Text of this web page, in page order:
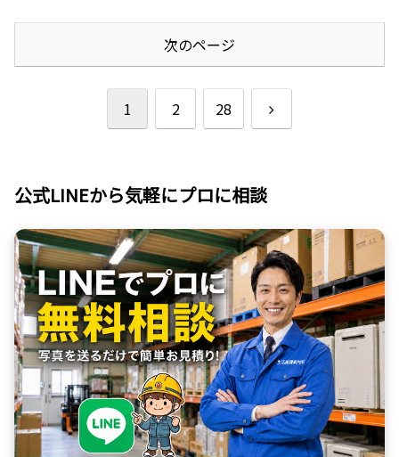
次のページ
1 2 28
次
公式LINEから気軽にプロに相談